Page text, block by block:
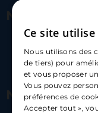
Nous
Nous suivre
Ce site utilise
Nous utilisons des
de tiers) pour
et vous proposer
Vous pouvez
préférences de
Accepter tout »,